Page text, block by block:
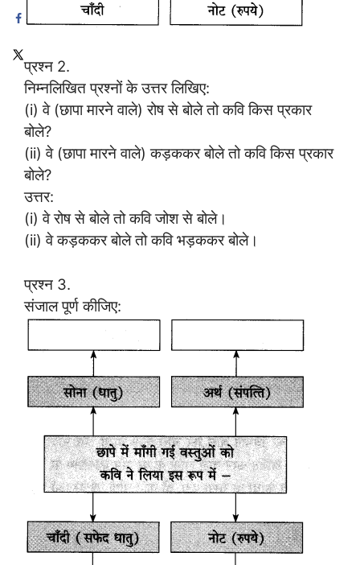
प्रश्न 2.
निम्नलिखित प्रश्नों के उत्तर लिखिए:
(i) वे (छापा मारने वाले) रोष से बोले तो कवि किस प्रकार
बोले?
(ii) वे (छापा मारने वाले) कड़ककर बोले तो कवि किस प्रकार
बोले?
उत्तर:
(i) वे रोष से बोले तो कवि जोश से बोले।
(ii) वे कड़ककर बोले तो कवि भड़ककर बोले।
प्रश्न 3.
संजाल पूर्ण कीजिए: